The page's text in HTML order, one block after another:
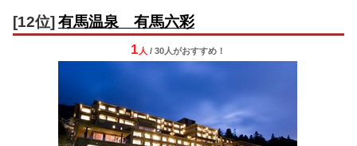
[12位] 有馬温泉 有馬六彩
1 人 / 30人がおすすめ！